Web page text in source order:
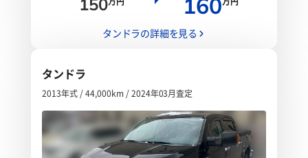
150 160
タンドラの詳細を見る
タンドラ
2013年式 / 44,000km / 2024年03月査定